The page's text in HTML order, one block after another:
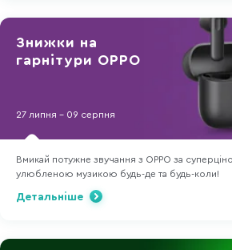
Знижки на
гарнітури OPPO
27 липня - 09 серпня
Вмикай потужне звучання з OPPO за
улюбленою музикою будь-де та будь-коли!
Детальніше